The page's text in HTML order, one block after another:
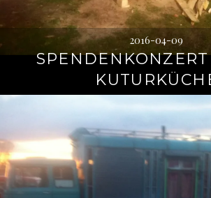
2016-04-09